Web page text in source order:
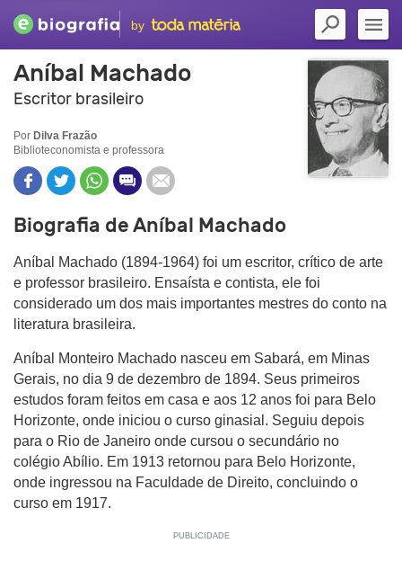
by
Aníbal Machado
Escritor brasileiro
Por Dilva Frazão
Biblioteconomista e professora
Biografia de Aníbal Machado
Aníbal Machado (1894-1964) foi um escritor, crítico de arte
e professor brasileiro. Ensaísta e contista, ele foi
considerado um dos mais importantes mestres do conto na
literatura brasileira.
Aníbal Monteiro Machado nasceu em Sabará, em Minas
Gerais, no dia 9 de dezembro de 1894. Seus primeiros
estudos foram feitos em casa e aos 12 anos foi para Belo
Horizonte, onde iniciou o curso ginasial. Seguiu depois
para o Rio de Janeiro onde cursou o secundário no
colégio Abílio. Em 1913 retornou para Belo Horizonte,
onde ingressou na Faculdade de Direito, concluindo o
curso em 1917.